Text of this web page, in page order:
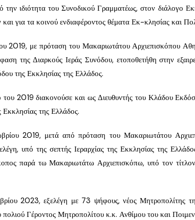
την ιδιότητα του Συνοδικού Γραμματέως, στον διάλογο
για τα κοινού ενδιαφέροντος θέματα Εκ-κλησίας και
2019, με πρόταση του Μακαριωτάτου Αρχιεπισκόπου
της Διαρκούς Ιεράς Συνόδου, ετοποθετήθη στην
της Εκκλησίας της Ελλάδος.
2019 διακονούσε και ως Διευθυντής του Κλάδου
Εκκλησίας της Ελλάδος.
2019, μετά από πρόταση του Μακαριωτάτου
υπό της σεπτής Ιεραρχίας της Εκκλησίας της
παρά τω Μακαριωτάτω Αρχιεπισκόπω, υπό τον
2023, εξελέγη με 73 ψήφους, νέος Μητροπολίτης
πολιού Γέροντος Μητροπολίτου κ.κ. Ανθίμου του και